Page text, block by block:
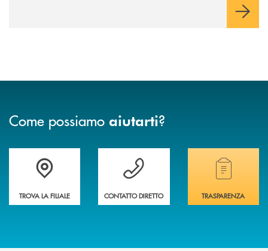
Come possiamo aiutarti?
Accedi all' elenco completo delle filiali
TROVA LA FILIALE
Vuoi avere maggiori informazioni sulla
CONTATTO DIRETTO
Hai bisogno di
TRASPARENZA